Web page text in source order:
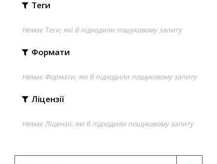
Теги
Немає Теги, які б підходили пошуковому запиту
Формати
Немає Формати, які б підходили пошуковому запиту
Ліцензії
Немає Ліцензії, які б підходили пошуковому запиту